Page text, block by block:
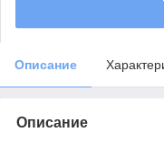
Описание
Описание